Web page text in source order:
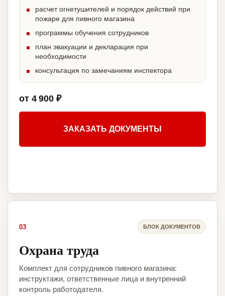
расчет огнетушителей и порядок действий при
пожаре для пивного магазина
программы обучения сотрудников
план эвакуации и декларация при
необходимости
консультация по замечаниям инспектора
от 4 900 ₽
ЗАКАЗАТЬ ДОКУМЕНТЫ
03 БЛОК ДОКУМЕНТОВ
Охрана труда
Комплект для сотрудников пивного магазина:
инструктажи, ответственные лица и внутренний
контроль работодателя.